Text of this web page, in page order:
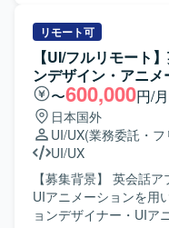
果にこだわりながらデ
望ましいです。チーム
き、失敗を恐れず前向
ークホルダーと積極的
推進してくださる方を歓迎いたし
力】 モダンなWeb開発
トの企画・設計段階か
たSpec Driven
中で経験できる環境で
でき、契約形態にかか
に参加できるフラット
す。 【作業内容】 ・AIを活用したHR領域の新規プロダク
トにおけるUX設計、
きます。 ・ユーザー課
まえた体験設計をリー
いたワイヤーフレーム
成を行っていただきま
Cursor等のAIツールを
検証を行っていただき
ネージャー、エンジニ
しながらプロダクトの
ます。 ・ユーザーイ
リモート可
【UI/フルリモート
ンデザイン・アニ
〜600,000円/月
日本国外
UI/UX(業務委託・
UI/UX
【募集背景】 英会話
UIアニメーションを用
ョンデザイナー・UIア